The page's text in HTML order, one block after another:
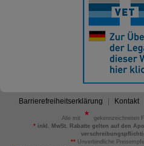
Barrierefreiheitserklärung Kontakt
Alle mit
gekennzeichneten
*inkl. MwSt. Rabatte gelten auf den
** Unverbindliche